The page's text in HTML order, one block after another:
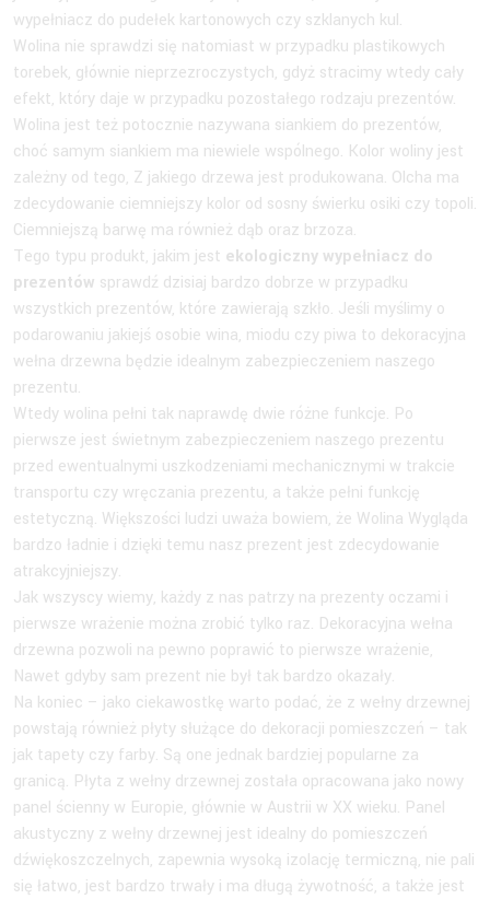
wypełniacz do pudełek kartonowych czy szklanych kul.
Wolina nie sprawdzi się natomiast w przypadku plastikowych
torebek, głównie nieprzezroczystych, gdyż stracimy wtedy cały
efekt, który daje w przypadku pozostałego rodzaju prezentów.
Wolina jest też potocznie nazywana siankiem do prezentów,
choć samym siankiem ma niewiele wspólnego. Kolor woliny jest
zależny od tego, Z jakiego drzewa jest produkowana. Olcha ma
zdecydowanie ciemniejszy kolor od sosny świerku osiki czy topoli.
Ciemniejszą barwę ma również dąb oraz brzoza.
Tego typu produkt, jakim jest ekologiczny wypełniacz do
prezentów sprawdź dzisiaj bardzo dobrze w przypadku
wszystkich prezentów, które zawierają szkło. Jeśli myślimy o
podarowaniu jakiejś osobie wina, miodu czy piwa to dekoracyjna
wełna drzewna będzie idealnym zabezpieczeniem naszego
prezentu.
Wtedy wolina pełni tak naprawdę dwie różne funkcje. Po
pierwsze jest świetnym zabezpieczeniem naszego prezentu
przed ewentualnymi uszkodzeniami mechanicznymi w trakcie
transportu czy wręczania prezentu, a także pełni funkcję
estetyczną. Większości ludzi uważa bowiem, że Wolina Wygląda
bardzo ładnie i dzięki temu nasz prezent jest zdecydowanie
atrakcyjniejszy.
Jak wszyscy wiemy, każdy z nas patrzy na prezenty oczami i
pierwsze wrażenie można zrobić tylko raz. Dekoracyjna wełna
drzewna pozwoli na pewno poprawić to pierwsze wrażenie,
Nawet gdyby sam prezent nie był tak bardzo okazały.
Na koniec – jako ciekawostkę warto podać, że z wełny drzewnej
powstają również płyty służące do dekoracji pomieszczeń – tak
jak tapety czy farby. Są one jednak bardziej popularne za
granicą. Płyta z wełny drzewnej została opracowana jako nowy
panel ścienny w Europie, głównie w Austrii w XX wieku. Panel
akustyczny z wełny drzewnej jest idealny do pomieszczeń
dźwiękoszczelnych, zapewnia wysoką izolację termiczną, nie pali
się łatwo, jest bardzo trwały i ma długą żywotność, a także jest